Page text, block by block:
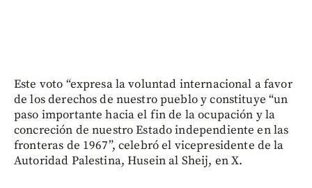
Este voto “expresa la voluntad internacional a favor
de los derechos de nuestro pueblo y constituye “un
paso importante hacia el fin de la ocupación y la
concreción de nuestro Estado independiente en las
fronteras de 1967”, celebró el vicepresidente de la
Autoridad Palestina, Husein al Sheij, en X.